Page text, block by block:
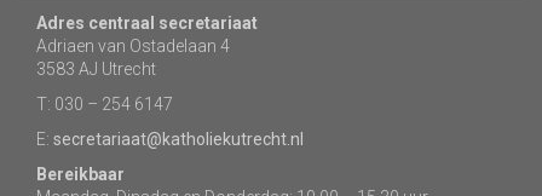
Adres centraal secretariaat
Adriaen van Ostadelaan 4
3583 AJ Utrecht
T: 030 – 254 6147
E: secretariaat@katholiekutrecht.nl
Bereikbaar